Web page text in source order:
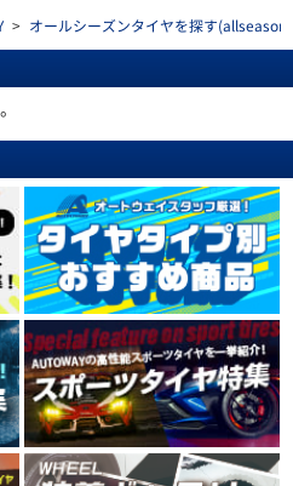
> オールシーズンタイヤを探す